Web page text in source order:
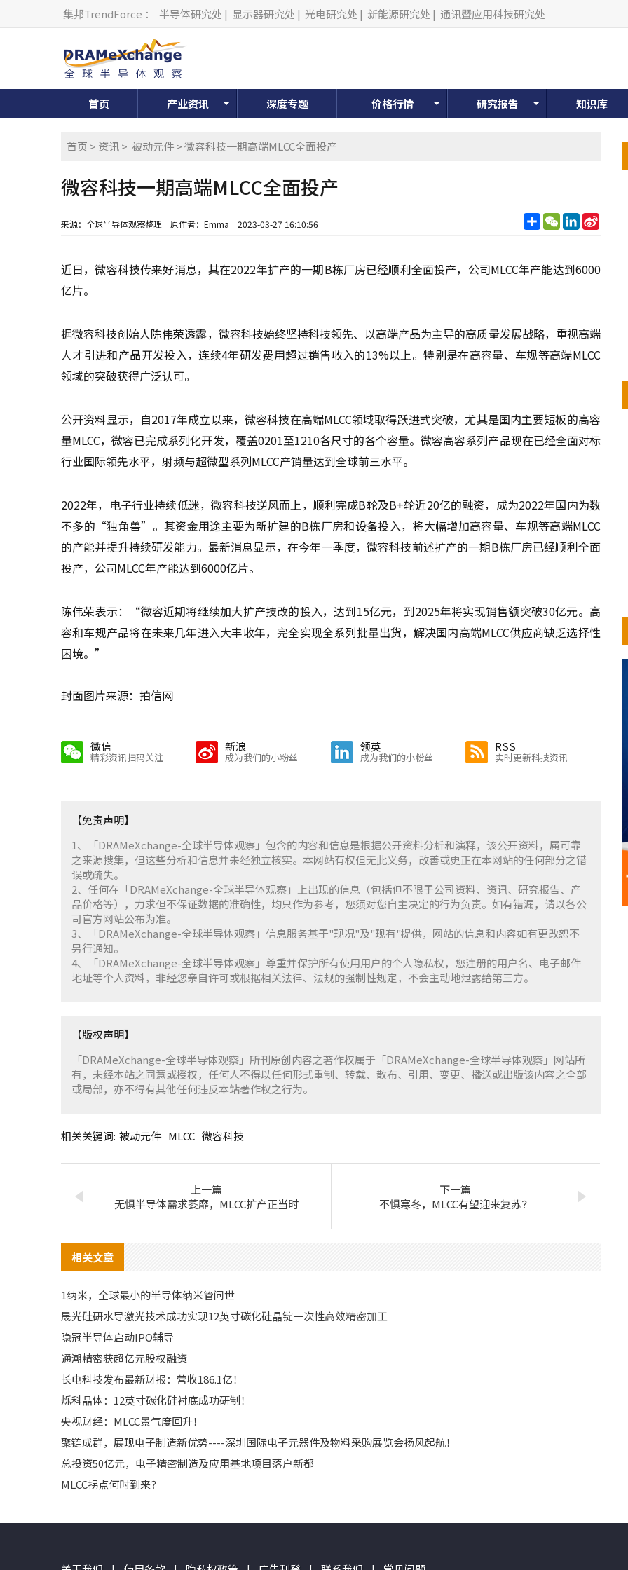
集邦TrendForce ： 半导体研究处 | 显示器研究处 | 光电研究处 | 新能源研究处 | 通讯暨应用科技研究处
首页 产业资讯 深度专题 价格行情 研究报告 知识库
首页 > 资讯> 被动元件> 微容科技一期高端MLCC全面投产
微容科技一期高端MLCC全面投产
来源：全球半导体观察整理 原作者：Emma 2023-03-27 16:10:56 分
享
WeChatLinkedIn
Sina
近日，微容科技传来好消息，其在2022年扩产的一期B栋厂房已经顺利全面投产，公司MLCC年产能达到6000
亿片。
据微容科技创始人陈伟荣透露，微容科技始终坚持科技领先、以高端产品为主导的高质量发展战略，重视高端
人才引进和产品开发投入，连续4年研发费用超过销售收入的13%以上。特别是在高容量、车规等高端MLCC
领域的突破获得广泛认可。
公开资料显示，自2017年成立以来，微容科技在高端MLCC领域取得跃进式突破，尤其是国内主要短板的高容
量MLCC，微容已完成系列化开发，覆盖0201至1210各尺寸的各个容量。微容高容系列产品现在已经全面对标
行业国际领先水平，射频与超微型系列MLCC产销量达到全球前三水平。
2022年，电子行业持续低迷，微容科技逆风而上，顺利完成B轮及B+轮近20亿的融资，成为2022年国内为数
不多的“独角兽”。其资金用途主要为新扩建的B栋厂房和设备投入，将大幅增加高容量、车规等高端MLCC
的产能并提升持续研发能力。最新消息显示，在今年一季度，微容科技前述扩产的一期B栋厂房已经顺利全面
投产，公司MLCC年产能达到6000亿片。
陈伟荣表示：“微容近期将继续加大扩产技改的投入，达到15亿元，到2025年将实现销售额突破30亿元。高
容和车规产品将在未来几年进入大丰收年，完全实现全系列批量出货，解决国内高端MLCC供应商缺乏选择性
困境。”
封面图片来源：拍信网
微信
精彩资讯扫码关注
新浪
成为我们的小粉丝
领英
成为我们的小粉丝
RSS
实时更新科技资讯
【免责声明】
1、「DRAMeXchange-全球半导体观察」包含的内容和信息是根据公开资料分析和演释，该公开资料，属可靠
之来源搜集，但这些分析和信息并未经独立核实。本网站有权但无此义务，改善或更正在本网站的任何部分之错
误或疏失。
2、任何在「DRAMeXchange-全球半导体观察」上出现的信息（包括但不限于公司资料、资讯、研究报告、产
品价格等），力求但不保证数据的准确性，均只作为参考，您须对您自主决定的行为负责。如有错漏，请以各公
司官方网站公布为准。
3、「DRAMeXchange-全球半导体观察」信息服务基于"现况"及"现有"提供，网站的信息和内容如有更改恕不
另行通知。
4、「DRAMeXchange-全球半导体观察」尊重并保护所有使用用户的个人隐私权，您注册的用户名、电子邮件
地址等个人资料，非经您亲自许可或根据相关法律、法规的强制性规定，不会主动地泄露给第三方。
【版权声明】
「DRAMeXchange-全球半导体观察」所刊原创内容之著作权属于「DRAMeXchange-全球半导体观察」网站所
有，未经本站之同意或授权，任何人不得以任何形式重制、转载、散布、引用、变更、播送或出版该内容之全部
或局部，亦不得有其他任何违反本站著作权之行为。
相关关键词: 被动元件 MLCC 微容科技
上一篇
无惧半导体需求萎靡，MLCC扩产正当时
下一篇
不惧寒冬，MLCC有望迎来复苏？
相关文章
1纳米，全球最小的半导体纳米管问世
晟光硅研水导激光技术成功实现12英寸碳化硅晶锭一次性高效精密加工
隐冠半导体启动IPO辅导
通潮精密获超亿元股权融资
长电科技发布最新财报：营收186.1亿！
烁科晶体：12英寸碳化硅衬底成功研制！
央视财经：MLCC景气度回升！
聚链成群，展现电子制造新优势----深圳国际电子元器件及物料采购展览会扬风起航！
总投资50亿元，电子精密制造及应用基地项目落户新都
MLCC拐点何时到来？